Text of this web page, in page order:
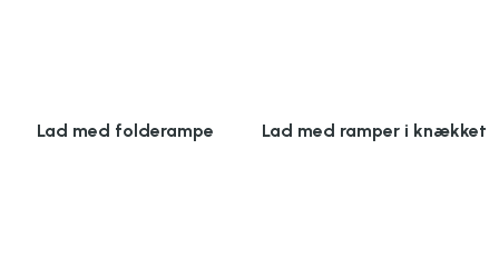
Lad med folderampe Lad med ramper i knækket